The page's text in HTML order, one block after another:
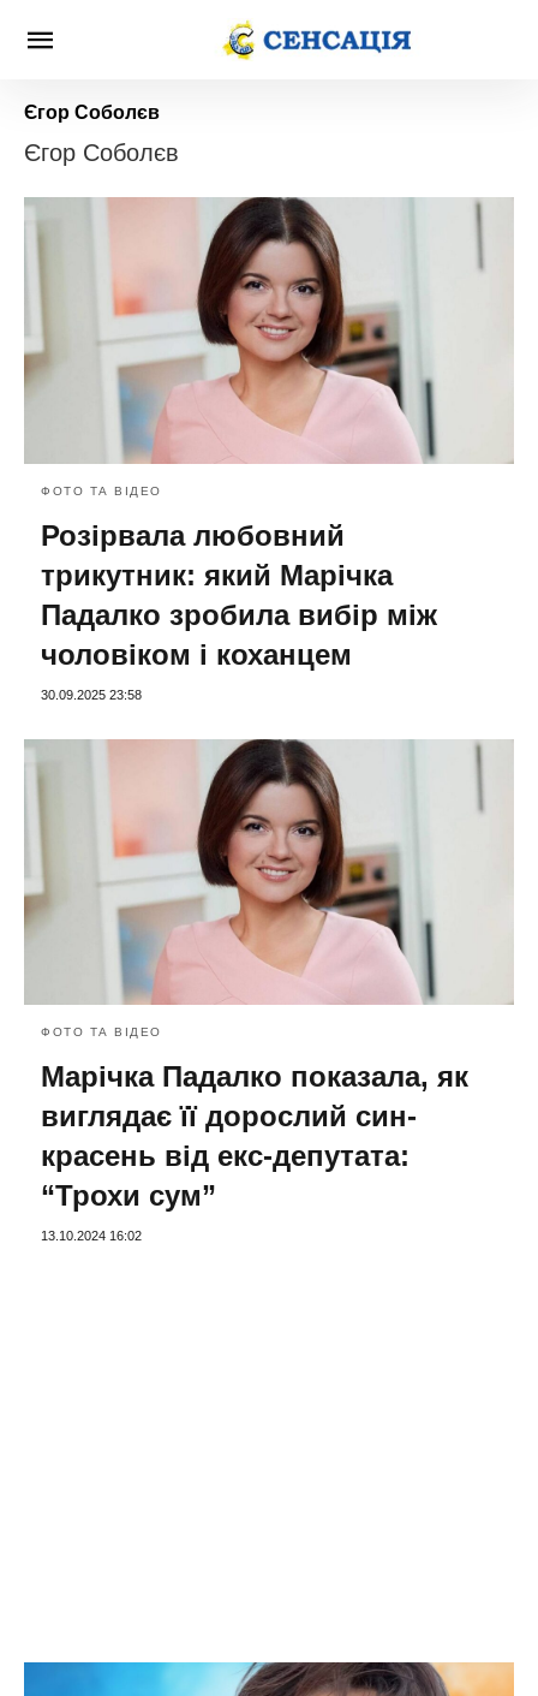
Єгор Соболєв
Єгор Соболєв
ФОТО ТА ВІДЕО
Розірвала любовний
трикутник: який Марічка
Падалко зробила вибір між
чоловіком і коханцем
30.09.2025 23:58
ФОТО ТА ВІДЕО
Марічка Падалко показала, як
виглядає її дорослий син-
красень від екс-депутата:
“Трохи сум”
13.10.2024 16:02